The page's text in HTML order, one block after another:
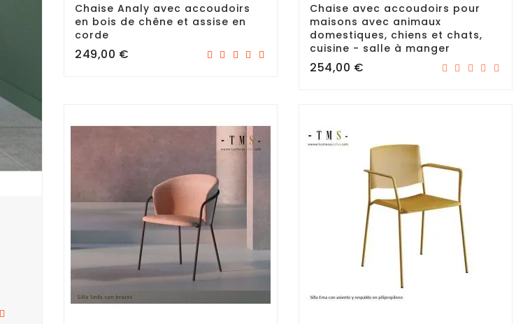
Chaise Analy avec accoudoirs
en bois de chêne et assise en
corde
Prix
249,00 €
Chaise avec accoudoirs pour
maisons avec animaux
domestiques, chiens et chats,
cuisine - salle à manger
Prix
254,00 €